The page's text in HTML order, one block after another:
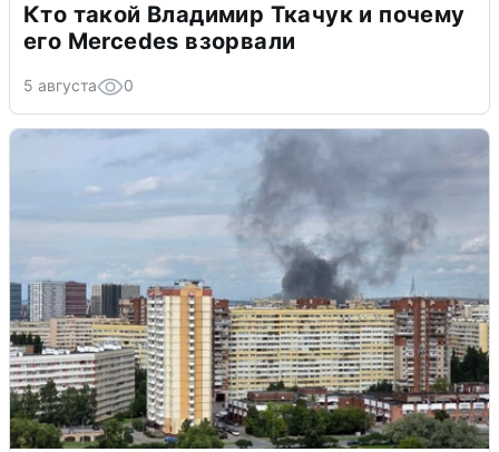
Кто такой Владимир Ткачук и почему
его Mercedes взорвали
5 августа 0